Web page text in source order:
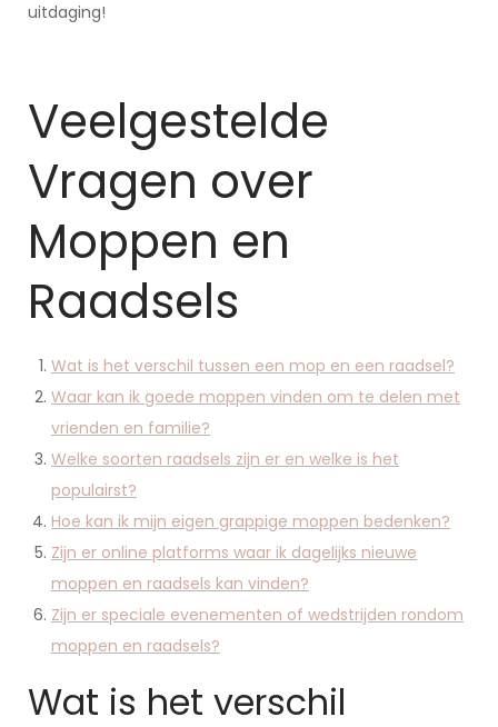
uitdaging!
Veelgestelde
Vragen over
Moppen en
Raadsels
Wat is het verschil tussen een mop en een raadsel?
Waar kan ik goede moppen vinden om te delen met
vrienden en familie?
Welke soorten raadsels zijn er en welke is het
populairst?
Hoe kan ik mijn eigen grappige moppen bedenken?
Zijn er online platforms waar ik dagelijks nieuwe
moppen en raadsels kan vinden?
Zijn er speciale evenementen of wedstrijden rondom
moppen en raadsels?
Wat is het verschil